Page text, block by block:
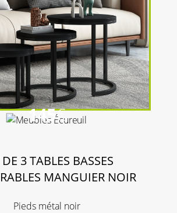
145€
DE 3 TABLES BASSES
MANGUIER NOIR
Pieds métal noir